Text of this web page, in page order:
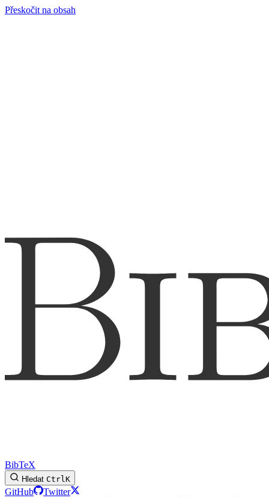
Přeskočit na obsah
BibTeX
Hledat CtrlK
GitHub
Twitter